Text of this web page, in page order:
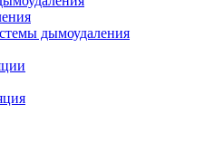
дымоудаления